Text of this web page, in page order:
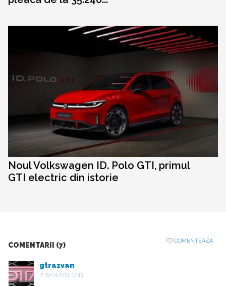
Noul Volkswagen ID. Polo GTI, primul
GTI electric din istorie
COMENTARII (7)
COMENTEAZA
gtrazvan
la 19.04.2013, 13:43